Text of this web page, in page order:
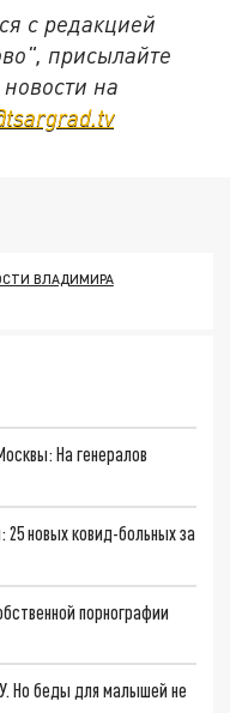
с редакцией
присылайте
на
ВЛАДИМИРА
На генералов
новых ковид-больных за
порнографии
Но беды для малышей не